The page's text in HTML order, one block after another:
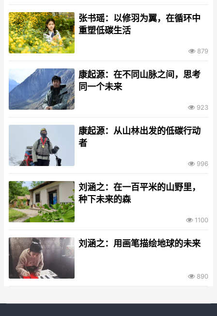
张书瑶：以修羽为翼，在循环中
重塑低碳生活
879
康起源：在不同山脉之间，思考
同一个未来
923
康起源：从山林出发的低碳行动
者
996
刘涵之：在一百平米的山野里，
种下未来的森
1100
刘涵之：用画笔描绘地球的未来
890